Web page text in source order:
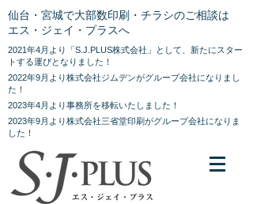
仙台・宮城で大部数印刷・チラシのご相談は
エス・ジェイ・プラスへ
2021年4月より「S.J.PLUS株式会社」として、新たにスター
トする運びとなりました！
2022年9月より株式会社ジムデンがグループ会社になりまし
た！
2023年4月より事務所を移転いたしました！
2023年9月より株式会社三省堂印刷がグループ会社になりま
した！